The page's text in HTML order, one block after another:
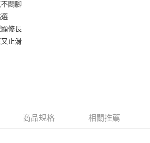
悶腳
修長
止滑
商品規格 相關推薦